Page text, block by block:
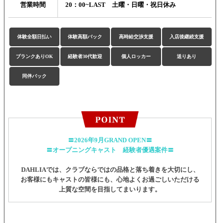
営業時間 20：00~LAST 土曜・日曜・祝日休み
体験全額日払い 体験高額バック 高時給交渉支援 入店後継続支援
ブランクありOK 経験者30代歓迎 個人ロッカー 送りあり
同伴バック
〓2026年9月GRAND OPEN〓
〓オープニングキャスト 経験者優遇案件〓
DAHLIAでは、クラブならではの品格と落ち着きを大切にし、
お客様にもキャストの皆様にも、心地よくお過ごしいただける
上質な空間を目指してまいります。